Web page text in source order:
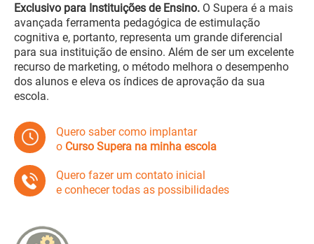
Exclusivo para Instituições de Ensino. O Supera é a mais
avançada ferramenta pedagógica de estimulação
cognitiva e, portanto, representa um grande diferencial
para sua instituição de ensino. Além de ser um excelente
recurso de marketing, o método melhora o desempenho
dos alunos e eleva os índices de aprovação da sua
escola.
Quero saber como implantar
o Curso Supera na minha escola
Quero fazer um contato inicial
e conhecer todas as possibilidades